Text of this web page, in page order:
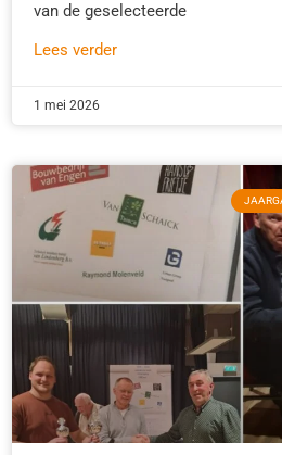
van de geselecteerde
Lees verder
1 mei 2026